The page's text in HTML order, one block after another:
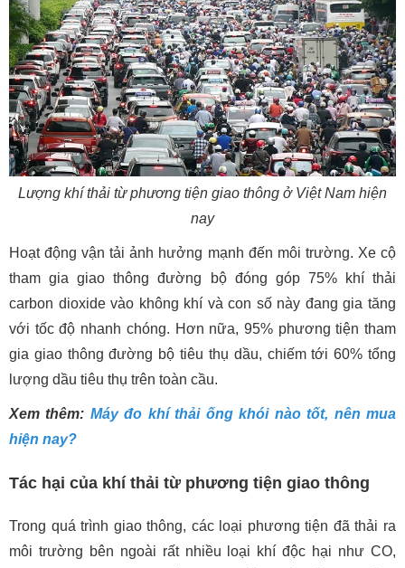
Lượng khí thải từ phương tiện giao thông ở Việt Nam hiện
nay
Hoạt động vận tải ảnh hưởng mạnh đến môi trường. Xe cộ
tham gia giao thông đường bộ đóng góp 75% khí thải
carbon dioxide vào không khí và con số này đang gia tăng
với tốc độ nhanh chóng. Hơn nữa, 95% phương tiện tham
gia giao thông đường bộ tiêu thụ dầu, chiếm tới 60% tổng
lượng dầu tiêu thụ trên toàn cầu.
Xem thêm: Máy đo khí thải ống khói nào tốt, nên mua
hiện nay?
Tác hại của khí thải từ phương tiện giao thông
Trong quá trình giao thông, các loại phương tiện đã thải ra
môi trường bên ngoài rất nhiều loại khí độc hại như CO,